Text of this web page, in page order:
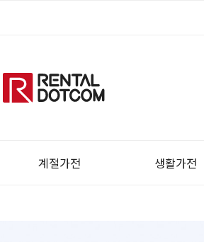
계절가전 생활가전